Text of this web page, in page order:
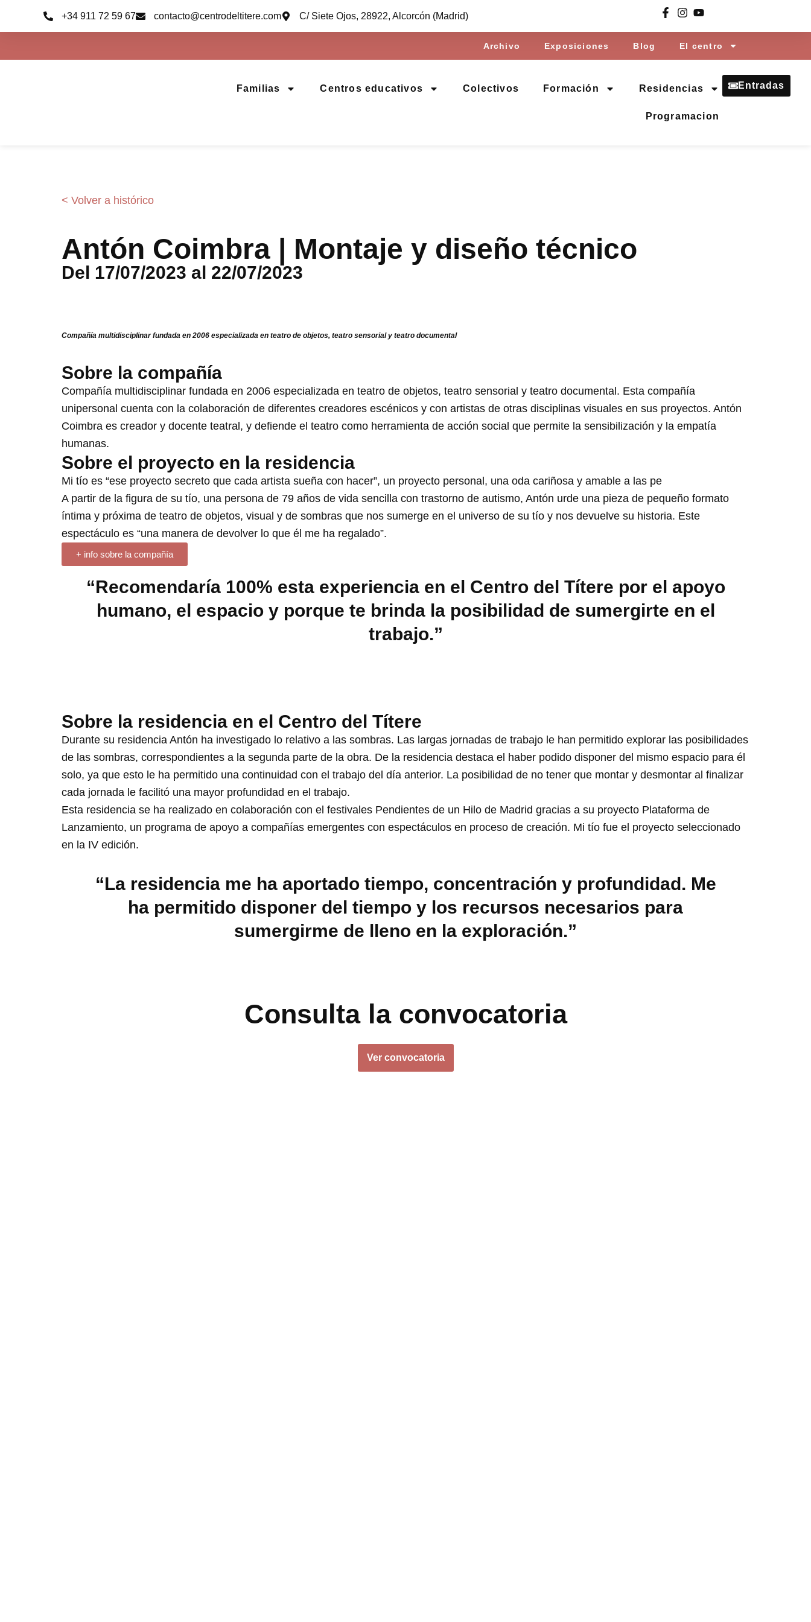
+34 911 72 59 67 contacto@centrodeltitere.com C/ Siete Ojos, 28922, Alcorcón (Madrid)
Archivo Exposiciones Blog El centro
Familias Centros educativos Colectivos Formación Residencias
Programacion
Entradas
< Volver a histórico
Antón Coimbra | Montaje y diseño técnico
Del 17/07/2023 al 22/07/2023
Compañía multidisciplinar fundada en 2006 especializada en teatro de objetos, teatro sensorial y teatro documental
Sobre la compañía
Compañía multidisciplinar fundada en 2006 especializada en teatro de objetos, teatro sensorial y teatro documental. Esta compañía
unipersonal cuenta con la colaboración de diferentes creadores escénicos y con artistas de otras disciplinas visuales en sus proyectos. Antón
Coimbra es creador y docente teatral, y defiende el teatro como herramienta de acción social que permite la sensibilización y la empatía
humanas.
Sobre el proyecto en la residencia
Mi tío es “ese proyecto secreto que cada artista sueña con hacer”, un proyecto personal, una oda cariñosa y amable a las pe
A partir de la figura de su tío, una persona de 79 años de vida sencilla con trastorno de autismo, Antón urde una pieza de pequeño formato
íntima y próxima de teatro de objetos, visual y de sombras que nos sumerge en el universo de su tío y nos devuelve su historia. Este
espectáculo es “una manera de devolver lo que él me ha regalado”.
+ info sobre la compañía
“Recomendaría 100% esta experiencia en el Centro del Títere por el apoyo
humano, el espacio y porque te brinda la posibilidad de sumergirte en el
trabajo.”
Sobre la residencia en el Centro del Títere
Durante su residencia Antón ha investigado lo relativo a las sombras. Las largas jornadas de trabajo le han permitido explorar las posibilidades
de las sombras, correspondientes a la segunda parte de la obra. De la residencia destaca el haber podido disponer del mismo espacio para él
solo, ya que esto le ha permitido una continuidad con el trabajo del día anterior. La posibilidad de no tener que montar y desmontar al finalizar
cada jornada le facilitó una mayor profundidad en el trabajo.
Esta residencia se ha realizado en colaboración con el festivales Pendientes de un Hilo de Madrid gracias a su proyecto Plataforma de
Lanzamiento, un programa de apoyo a compañías emergentes con espectáculos en proceso de creación. Mi tío fue el proyecto seleccionado
en la IV edición.
“La residencia me ha aportado tiempo, concentración y profundidad. Me
ha permitido disponer del tiempo y los recursos necesarios para
sumergirme de lleno en la exploración.”
Consulta la convocatoria
Ver convocatoria